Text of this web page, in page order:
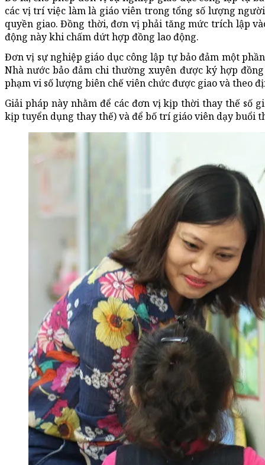
các vị trí việc làm là giáo viên trong tổng số lượng
quyền giao. Đồng thời, đơn vị phải tăng mức trích lập
động này khi chấm dứt hợp đồng lao động.
Đơn vị sự nghiệp giáo dục công lập tự bảo đảm một
Nhà nước bảo đảm chi thường xuyên được ký hợp
phạm vi số lượng biên chế viên chức được giao và theo
Giải pháp này nhằm để các đơn vị kịp thời thay thế số
kịp tuyển dụng thay thế) và để bố trí giáo viên dạy buổi